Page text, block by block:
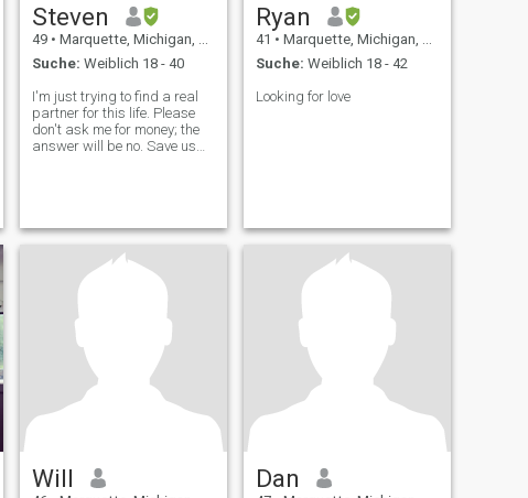
Steven
49 • Marquette, Michigan, USA
Suche: Weiblich 18 - 40
I'm just trying to find a real
partner for this life. Please
don't ask me for money; the
answer will be no. Save us
reporting hundreds of fake
pr
Ryan
41 • Marquette, Michigan, USA
Suche: Weiblich 18 - 42
Looking for love
Will Dan